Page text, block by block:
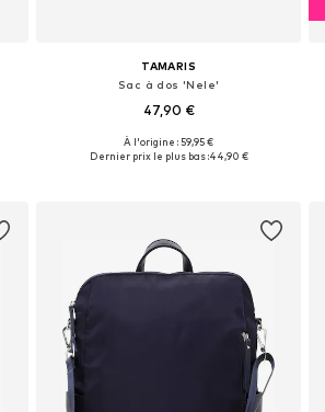
TAMARIS
Sac à dos 'Nele'
47,90 €
+4
Tailles disponibles: One Size
À l'origine : 59,95 €
Dernier prix le plus bas :44,90 €